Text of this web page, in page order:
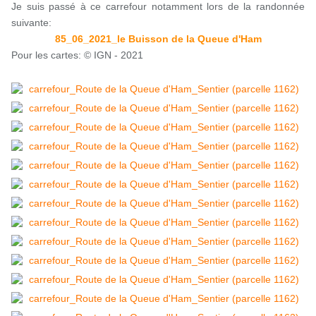
Je suis passé à ce carrefour notamment lors de la randonnée
suivante:
85_06_2021_le Buisson de la Queue d'Ham
Pour les cartes: © IGN - 2021